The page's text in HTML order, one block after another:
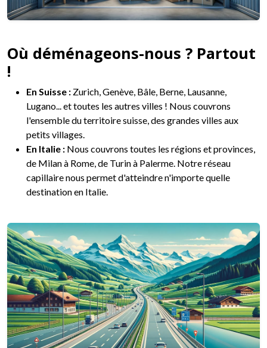
Où déménageons-nous ? Partout
!
En Suisse : Zurich, Genève, Bâle, Berne, Lausanne,
Lugano... et toutes les autres villes ! Nous couvrons
l'ensemble du territoire suisse, des grandes villes aux
petits villages.
En Italie : Nous couvrons toutes les régions et provinces,
de Milan à Rome, de Turin à Palerme. Notre réseau
capillaire nous permet d'atteindre n'importe quelle
destination en Italie.